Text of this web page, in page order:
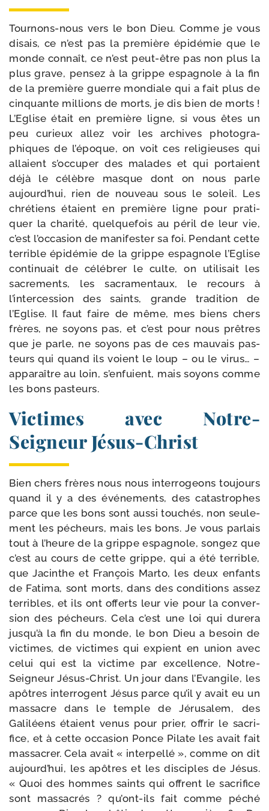
Tournons-​nous vers le bon Dieu. Comme je vous
disais, ce n’est pas la pre­mière épi­dé­mie que le
monde connaît, ce n’est peut-​être pas non plus la
plus grave, pen­sez à la grippe espa­gnole à la fin
de la pre­mière guerre mon­diale qui a fait plus de
cin­quante mil­lions de morts, je dis bien de morts !
L’Eglise était en pre­mière ligne, si vous êtes un
peu curieux allez voir les archives pho­to­gra­
phiques de l’époque, on voit ces reli­gieuses qui
allaient s’occuper des malades et qui por­taient
déjà le célèbre masque dont on nous parle
aujourd’hui, rien de nou­veau sous le soleil. Les
chré­tiens étaient en pre­mière ligne pour pra­ti­
quer la cha­ri­té, quel­que­fois au péril de leur vie,
c’est l’occasion de mani­fes­ter sa foi. Pendant cette
ter­rible épi­dé­mie de la grippe espa­gnole l’Eglise
conti­nuait de célé­brer le culte, on uti­li­sait les
sacre­ments, les sacra­men­taux, le recours à
l’intercession des saints, grande tra­di­tion de
l’Eglise. Il faut faire de même, mes biens chers
frères, ne soyons pas, et c’est pour nous prêtres
que je parle, ne soyons pas de ces mau­vais pas­
teurs qui quand ils voient le loup – ou le virus… –
appa­raître au loin, s’enfuient, mais soyons comme
les bons pasteurs.
Victimes avec Notre-​
Seigneur Jésus-Christ
Bien chers frères nous nous inter­ro­geons tou­jours
quand il y a des évé­ne­ments, des catas­trophes
parce que les bons sont aus­si tou­chés, non seule­
ment les pécheurs, mais les bons. Je vous par­lais
tout à l’heure de la grippe espa­gnole, son­gez que
c’est au cours de cette grippe, qui a été ter­rible,
que Jacinthe et François Marto, les deux enfants
de Fatima, sont morts, dans des condi­tions assez
ter­ribles, et ils ont offerts leur vie pour la conver­
sion des pécheurs. Cela c’est une loi qui dure­ra
jusqu’à la fin du monde, le bon Dieu a besoin de
vic­times, de vic­times qui expient en union avec
celui qui est la vic­time par excel­lence, Notre-​
Seigneur Jésus-​Christ. Un jour dans l’Evangile, les
apôtres inter­rogent Jésus parce qu’il y avait eu un
mas­sacre dans le temple de Jérusalem, des
Galiléens étaient venus pour prier, offrir le sacri­
fice, et à cette occa­sion Ponce Pilate les avait fait
mas­sa­crer. Cela avait « inter­pel­lé », comme on dit
aujourd’hui, les apôtres et les dis­ciples de Jésus.
« Quoi des hommes saints qui offrent le sacri­fice
sont mas­sa­crés ? qu’ont-ils fait comme péché